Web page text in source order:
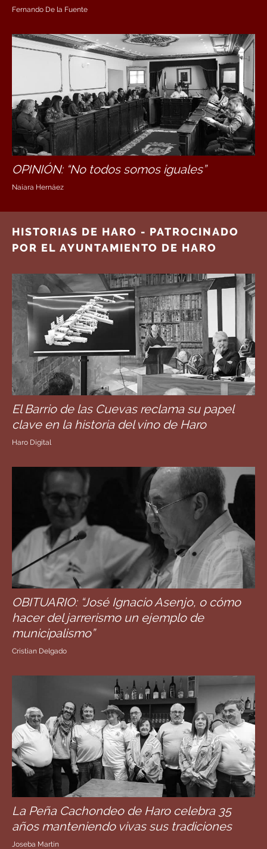
Fernando De la Fuente
OPINIÓN: “No todos somos iguales”
Naiara Hernáez
HISTORIAS DE HARO - PATROCINADO
POR EL AYUNTAMIENTO DE HARO
El Barrio de las Cuevas reclama su papel
clave en la historia del vino de Haro
Haro Digital
OBITUARIO: “José Ignacio Asenjo, o cómo
hacer del jarrerismo un ejemplo de
municipalismo”
Cristian Delgado
La Peña Cachondeo de Haro celebra 35
años manteniendo vivas sus tradiciones
Joseba Martín